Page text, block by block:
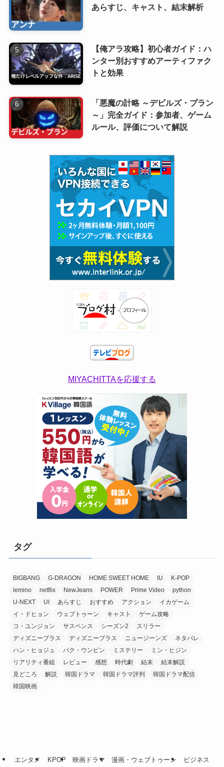
あらすじ、キャスト、結末解析
【俺アラ攻略】初心者ガイド：ハ
ンター別おすすめアーティファク
トと効果
「悪魔の計略 ～デビルズ・プラン
～」完全ガイド：参加者、ゲーム
ルール、評価について解説
MIYACHITTAを応援する
タグ
BIGBANG G-DRAGON HOME SWEET HOME IU
K-POP
lemino
netflix NewJeans POWER Prime Video
python
U-NEXT
UI あらすじ おすすめ アクション
イカゲーム
イ・ドヒョン
ウェブトゥーン キャスト
ゲーム攻略
コ・ユンジョン
サスペンス シーズン2
スリラー
ディズニープラス
ディズニープラス ニュージーンズ
ネタバレ
ハン・ヒョジュ
パク・ウンビン ミステリー
ミン・ヒジン
リアリティ番組
レビュー 感想 時代劇 結末
結末解説
見どころ
解説 韓国ドラマ 韓国ドラマ評判
韓国ドラマ配信
韓国映画
エンタメ KPOP 映画ドラマ 漫画・ウェブトゥーン ビジネス